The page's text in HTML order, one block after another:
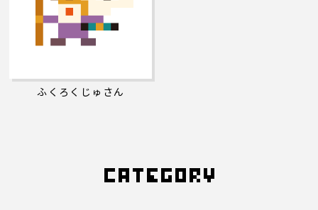
ふくろくじゅさん